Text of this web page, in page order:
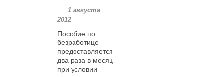
1 августа
2012
Пособие по
безработице
предоставляется
два раза в месяц
при условии